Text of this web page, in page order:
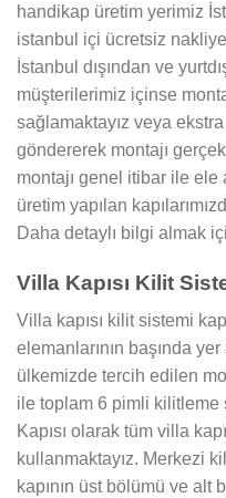
handikap üretim yerimiz
istanbul içi ücretsiz
İstanbul dışından ve
müşterilerimiz içinse
sağlamaktayız veya ekstra
göndererek montajı
montajı genel itibar ile
üretim yapılan
Daha detaylı bilgi almak
Villa Kapısı Kilit
Villa kapısı kilit sistemi
elemanlarının başında
ülkemizde tercih edilen
ile toplam 6 pimli kilitleme
Kapısı olarak tüm villa
kullanmaktayız. Merkezi
kapının üst bölümü ve alt